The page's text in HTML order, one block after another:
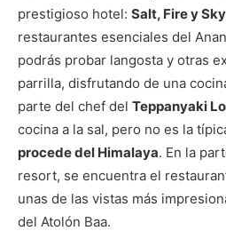
prestigioso hotel: Salt, Fire y Sky
restaurantes esenciales del
podrás probar langosta y otras
parrilla, disfrutando de una
parte del chef del Teppanyaki
cocina a la sal, pero no es la
procede del Himalaya. En la
resort, se encuentra el
unas de las vistas más
del Atolón Baa.